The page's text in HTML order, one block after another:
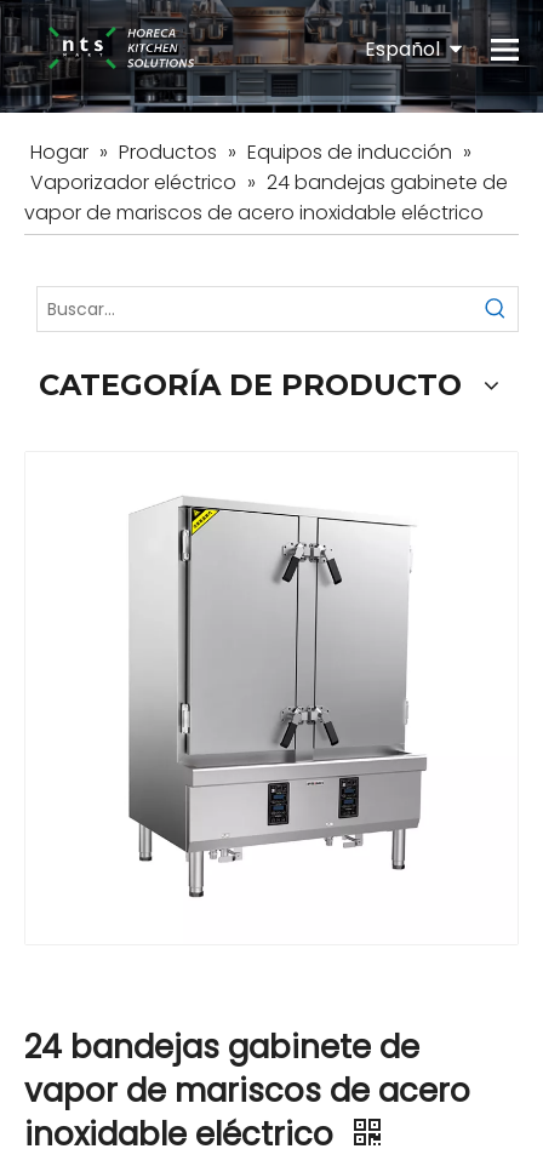
Español
English
Hogar » Productos » Equipos de inducción »
Vaporizador eléctrico » 24 bandejas gabinete de
vapor de mariscos de acero inoxidable eléctrico
CATEGORÍA DE PRODUCTO
24 bandejas gabinete de
vapor de mariscos de acero
inoxidable eléctrico